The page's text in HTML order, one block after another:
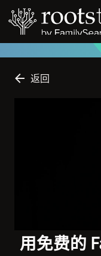
返回
用免费的